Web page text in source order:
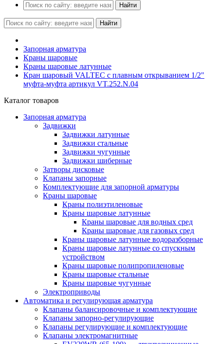
Найти
Найти
Запорная арматура
Краны шаровые
Краны шаровые латунные
Кран шаровый VALTEC с плавным открыванием 1/2"
муфта-муфта артикул VT.252.N.04
Каталог товаров
Запорная арматура
Задвижки
Задвижки латунные
Задвижки стальные
Задвижки чугунные
Задвижки шиберные
Затворы дисковые
Клапаны запорные
Комплектующие для запорной арматуры
Краны шаровые
Краны полиэтиленовые
Краны шаровые латунные
Краны шаровые для водных сред
Краны шаровые для газовых сред
Краны шаровые латунные водоразборные
Краны шаровые латунные со спускным
устройством
Краны шаровые полипропиленовые
Краны шаровые стальные
Краны шаровые чугунные
Электроприводы
Автоматика и регулирующая арматура
Клапаны балансировочные и комплектующие
Клапаны запорно-регулирующие
Клапаны регулирующие и комплектующие
Клапаны электромагнитные